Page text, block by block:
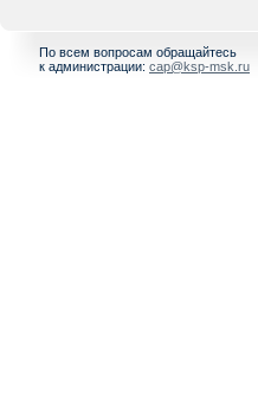
По всем вопросам обращайтесь
к администрации: cap@ksp-msk.ru